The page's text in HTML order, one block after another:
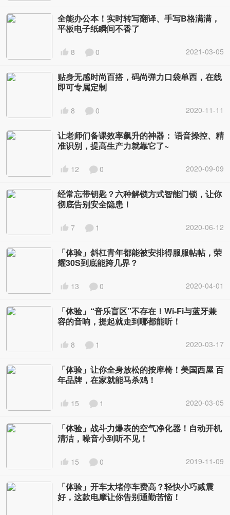
全能办公本！实时转写翻译、手写B格满满，
平板电子纸瞬间不香了
8 0 2021-03-05
贴身无感时尚百搭，码尚弹力口袋单西，在线
即可专属定制
8 0 2020-11-11
让老师们备课效率飙升的神器： 语音操控、精
准识别，提高生产力就靠它了~
12 0 2020-09-09
经常忘带钥匙？六种解锁方式智能门锁，让你
彻底告别安全隐患！
7 1 2020-06-12
「体验」斜杠青年都能被安排得服服帖帖，荣
耀30S到底能跨几界？
13 0 2020-04-01
「体验」“音乐盲区”不存在！Wi-Fi与蓝牙兼
容的音响，提起就走到哪都能听！
8 1 2020-03-17
「体验」让你全身放松的按摩椅！美国西屋 百
年品牌，在家就能马杀鸡！
15 1 2020-03-05
「体验」战斗力爆表的空气净化器！自动开机
清洁，噪音小到听不见！
15 0 2019-11-09
「体验」开车太堵停车费高？轻快小巧减震
好，这款电摩让你告别通勤苦恼！